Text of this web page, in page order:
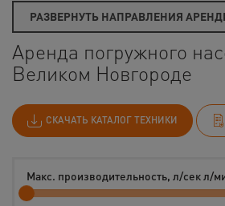
РАЗВЕРНУТЬ НАПРАВЛЕНИЯ
Аренда погружного
Великом Новгороде
СКАЧАТЬ КАТАЛОГ ТЕХНИКИ
Макс. производительность, л/сек л/